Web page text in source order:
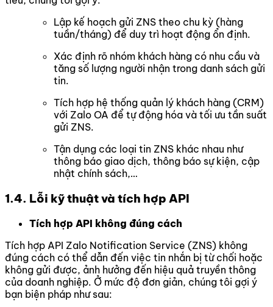
Lập kế hoạch gửi ZNS theo chu kỳ (hàng
tuần/tháng) để duy trì hoạt động ổn định.
Xác định rõ nhóm khách hàng có nhu cầu và
tăng số lượng người nhận trong danh sách gửi
tin.
Tích hợp hệ thống quản lý khách hàng (CRM)
với Zalo OA để tự động hóa và tối ưu tần suất
gửi ZNS.
Tận dụng các loại tin ZNS khác nhau như
thông báo giao dịch, thông báo sự kiện, cập
nhật chính sách,…
1.4. Lỗi kỹ thuật và tích hợp API
Tích hợp API không đúng cách
Tích hợp API Zalo Notification Service (ZNS) không
đúng cách có thể dẫn đến việc tin nhắn bị từ chối hoặc
không gửi được, ảnh hưởng đến hiệu quả truyền thông
của doanh nghiệp. Ở mức độ đơn giản, chúng tôi gợi ý
bạn biện pháp như sau: